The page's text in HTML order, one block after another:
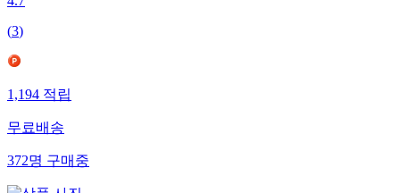
4.7
(3)
1,194적립
무료배송
372명구매중